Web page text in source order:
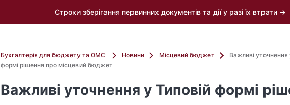
Строки зберігання первинних документів та дії у разі їх втрати →
Бухгалтерія для бюджету та ОМС Новини Місцевий бюджет
Важливі уточнення
формі рішення про місцевий бюджет
Важливі уточнення у Типовій формі